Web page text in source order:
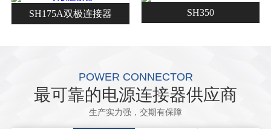
SH175A双极连接器 SH350
POWER CONNECTOR
最可靠的电源连接器供应商
生产实力强，交期有保障